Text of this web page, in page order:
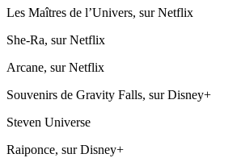
Les Maîtres de l’Univers, sur Netflix
She-Ra, sur Netflix
Arcane, sur Netflix
Souvenirs de Gravity Falls, sur Disney+
Steven Universe
Raiponce, sur Disney+